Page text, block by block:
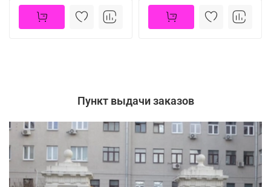
Пункт выдачи заказов